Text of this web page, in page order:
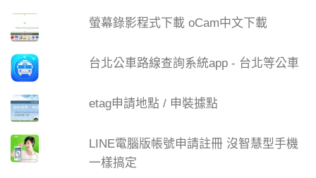
螢幕錄影程式下載 oCam中文下載
台北公車路線查詢系統app - 台北等公車
etag申請地點 / 申裝據點
LINE電腦版帳號申請註冊 沒智慧型手機
一樣搞定